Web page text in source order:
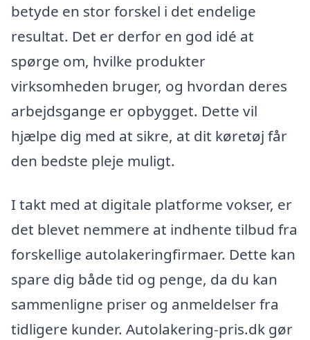
betyde en stor forskel i det endelige
resultat. Det er derfor en god idé at
spørge om, hvilke produkter
virksomheden bruger, og hvordan deres
arbejdsgange er opbygget. Dette vil
hjælpe dig med at sikre, at dit køretøj får
den bedste pleje muligt.
I takt med at digitale platforme vokser, er
det blevet nemmere at indhente tilbud fra
forskellige autolakeringfirmaer. Dette kan
spare dig både tid og penge, da du kan
sammenligne priser og anmeldelser fra
tidligere kunder. Autolakering-pris.dk gør